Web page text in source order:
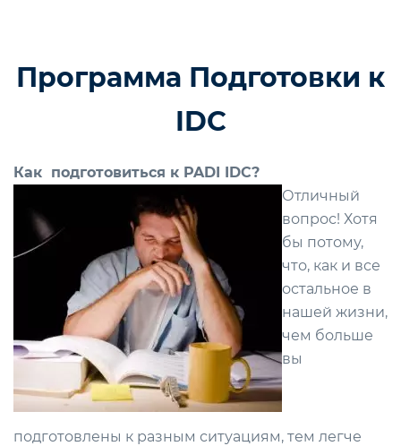
Программа Подготовки к
IDC
Как подготовиться к PADI IDC?
Отличный
вопрос! Хотя
бы потому,
что, как и все
остальное в
нашей жизни,
чем больше
вы
подготовлены к разным ситуациям, тем легче